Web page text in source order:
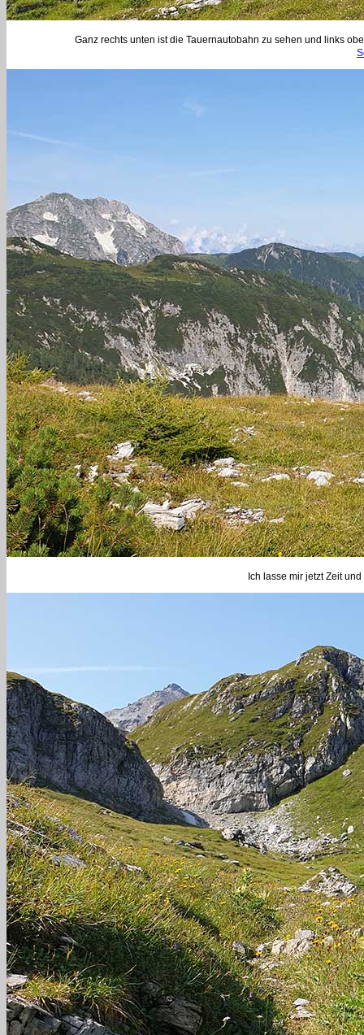
Ganz rechts unten ist die Tauernautobahn zu sehen und links
Ich lasse mir jetzt Zeit